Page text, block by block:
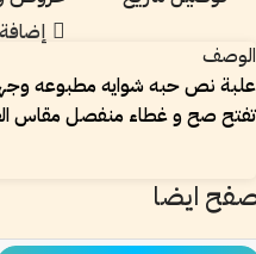
الوصف
علبة نص حبه شوايه مطبوعه
تفتح صح و غطاء منفصل مقاس العلبه 18*18*8 ارتفاع
ايضا